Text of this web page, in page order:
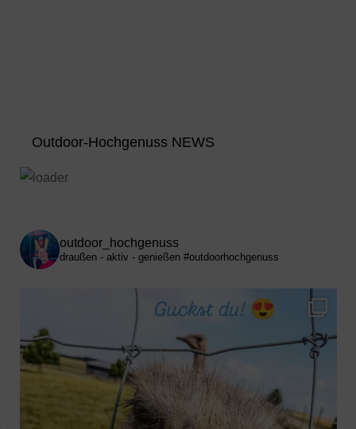
Outdoor-Hochgenuss NEWS
outdoor_hochgenuss
draußen - aktiv - genießen #outdoorhochgenuss